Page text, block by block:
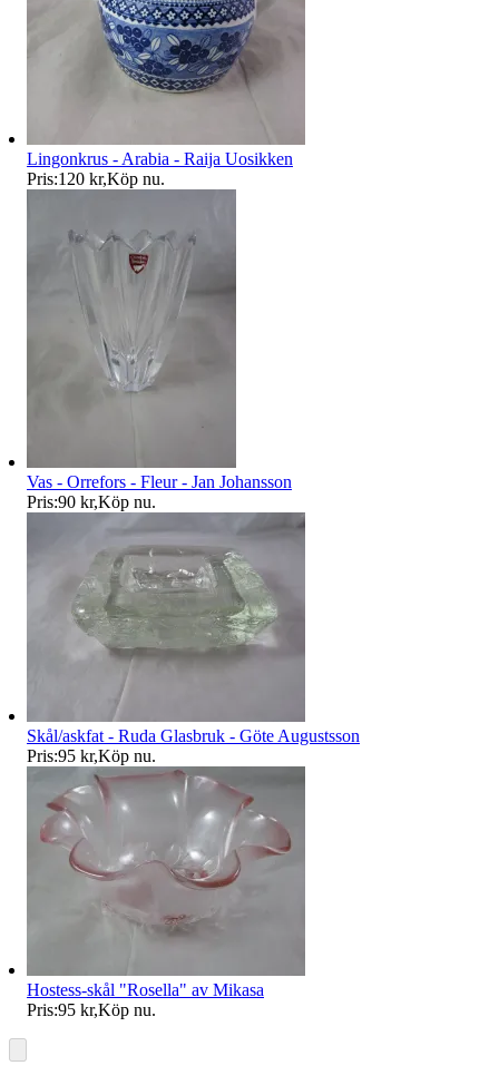
Lingonkrus - Arabia - Raija Uosikken
Pris:120 kr,Köp nu.
Vas - Orrefors - Fleur - Jan Johansson
Pris:90 kr,Köp nu.
Skål/askfat - Ruda Glasbruk - Göte Augustsson
Pris:95 kr,Köp nu.
Hostess-skål "Rosella" av Mikasa
Pris:95 kr,Köp nu.